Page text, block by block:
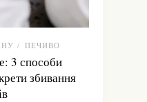
/ ПЕЧИВО
3 способи
збивання